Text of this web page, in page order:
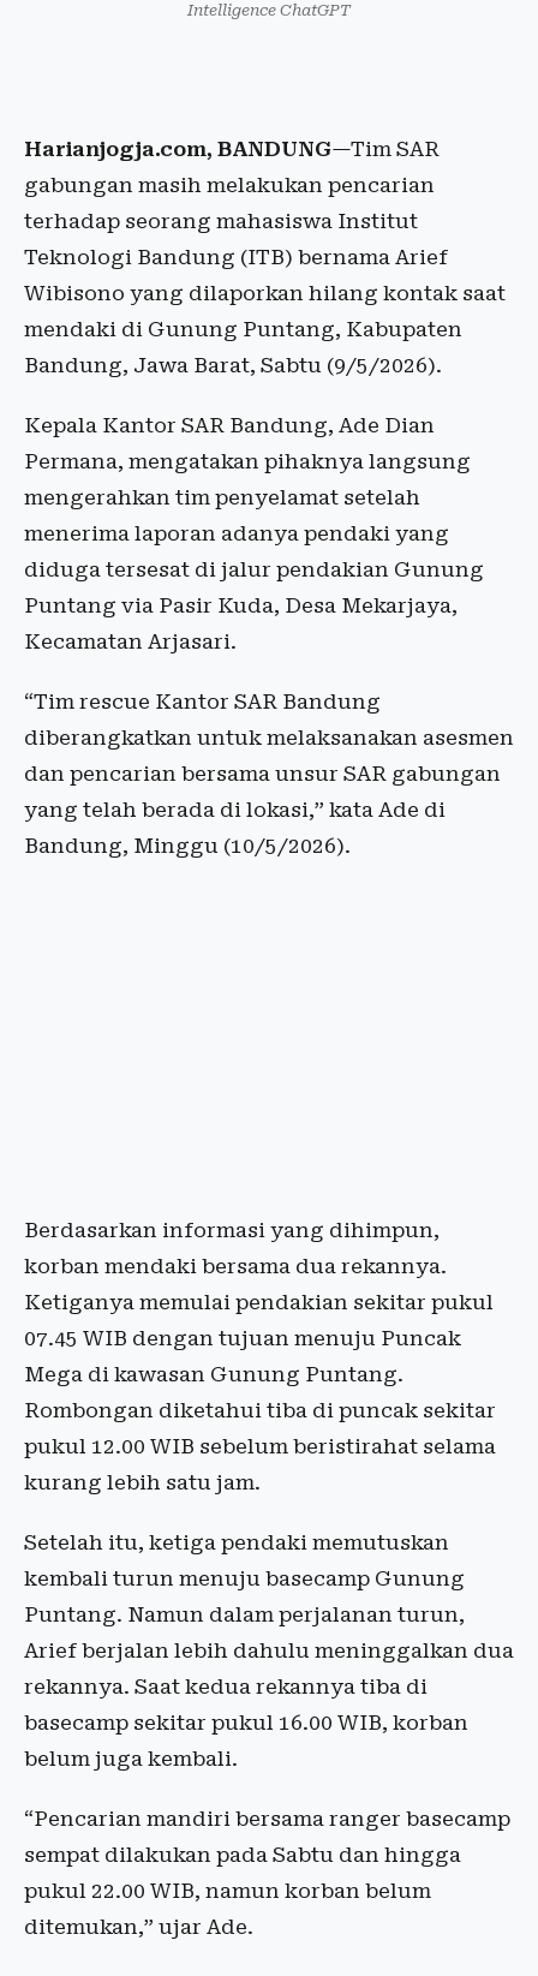
Intelligence ChatGPT
Harianjogja.com, BANDUNG—Tim SAR
gabungan masih melakukan pencarian
terhadap seorang mahasiswa Institut
Teknologi Bandung (ITB) bernama Arief
Wibisono yang dilaporkan hilang kontak saat
mendaki di Gunung Puntang, Kabupaten
Bandung, Jawa Barat, Sabtu (9/5/2026).
Kepala Kantor SAR Bandung, Ade Dian
Permana, mengatakan pihaknya langsung
mengerahkan tim penyelamat setelah
menerima laporan adanya pendaki yang
diduga tersesat di jalur pendakian Gunung
Puntang via Pasir Kuda, Desa Mekarjaya,
Kecamatan Arjasari.
“Tim rescue Kantor SAR Bandung
diberangkatkan untuk melaksanakan asesmen
dan pencarian bersama unsur SAR gabungan
yang telah berada di lokasi,” kata Ade di
Bandung, Minggu (10/5/2026).
Berdasarkan informasi yang dihimpun,
korban mendaki bersama dua rekannya.
Ketiganya memulai pendakian sekitar pukul
07.45 WIB dengan tujuan menuju Puncak
Mega di kawasan Gunung Puntang.
Rombongan diketahui tiba di puncak sekitar
pukul 12.00 WIB sebelum beristirahat selama
kurang lebih satu jam.
Setelah itu, ketiga pendaki memutuskan
kembali turun menuju basecamp Gunung
Puntang. Namun dalam perjalanan turun,
Arief berjalan lebih dahulu meninggalkan dua
rekannya. Saat kedua rekannya tiba di
basecamp sekitar pukul 16.00 WIB, korban
belum juga kembali.
“Pencarian mandiri bersama ranger basecamp
sempat dilakukan pada Sabtu dan hingga
pukul 22.00 WIB, namun korban belum
ditemukan,” ujar Ade.